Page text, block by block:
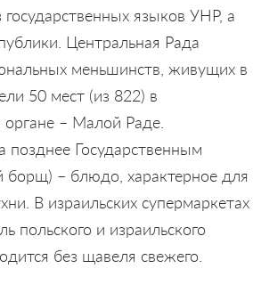
языков УНР, а
Центральная Рада
меньшинств, живущих в
50 мест (из 822) в
органе – Малой Раде.
позднее Государственным
– блюдо, характерное для
В израильских супермаркетах
польского и израильского
без щавеля свежего.